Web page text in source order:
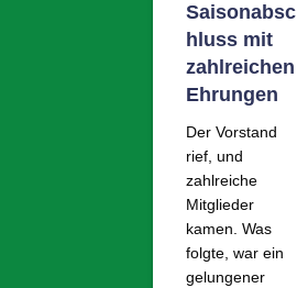
Saisonabsc
hluss mit
zahlreichen
Ehrungen
Der Vorstand
rief, und
zahlreiche
Mitglieder
kamen. Was
folgte, war ein
gelungener